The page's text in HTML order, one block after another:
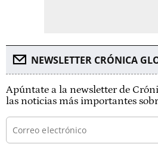
NEWSLETTER CRÓNICA
Apúntate a la newsletter de
las noticias más importantes